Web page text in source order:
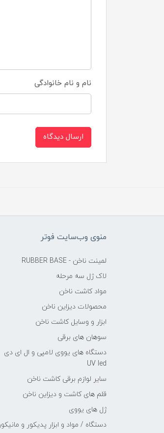
نام و نام خانوادگی
ارسال دیدگاه
منوی وب‌سایت فوتر
لمینت ناخن - RUBBER BASE
لاک ژل سه مرحله
مواد کاشت ناخن
محصولات دیزاین ناخن
ابزار و وسایل کاشت ناخن
سوهان های برقی
دستگاه های یووی لامپی و ال ای دی
UV led
سایر لوازم برقی کاشت ناخن
قلم های کاشت و دیزاین ناخن
ژل های یووی
دستگاه / مواد و ابزار پدیکور و مانیکور